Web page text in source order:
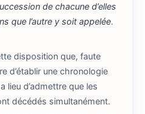
de chacune d’elles
que l’autre y soit appelée.
disposition que, faute
d’établir une chronologie
lieu d’admettre que les
décédés simultanément.